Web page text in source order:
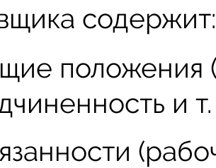
содержит:
положения
и т.